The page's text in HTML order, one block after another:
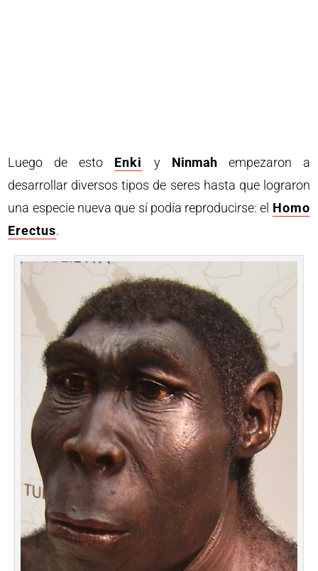
Luego de esto Enki y Ninmahempezaron a
desarrollar diversos tipos de seres hasta que lograron
una especie nueva que sí podía reproducirse: el Homo
Erectus.